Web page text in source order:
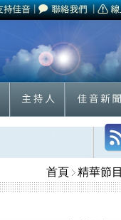
首頁 精華節目